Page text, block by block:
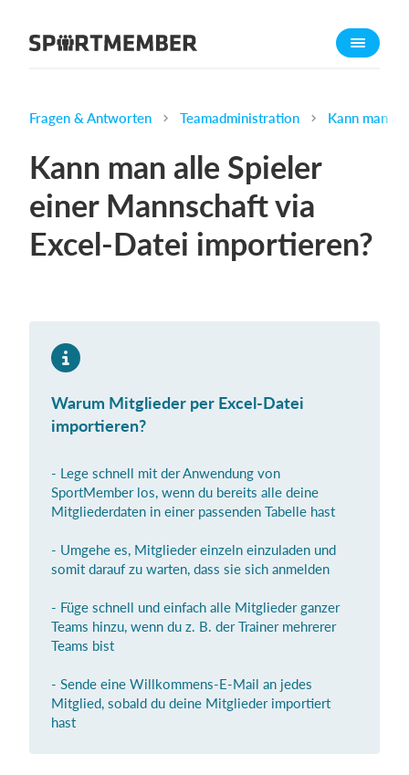
Über SportMember
Funktionen
Trainingsplan
Mitgliedsbeitrag
Deutsch
Einloggen
Fragen & Antworten Teamadministration Kann man
Kann man alle Spieler
einer Mannschaft via
Excel-Datei importieren?
Warum Mitglieder per Excel-Datei
importieren?
- Lege schnell mit der Anwendung von
SportMember los, wenn du bereits alle deine
Mitgliederdaten in einer passenden Tabelle hast
- Umgehe es, Mitglieder einzeln einzuladen und
somit darauf zu warten, dass sie sich anmelden
- Füge schnell und einfach alle Mitglieder ganzer
Teams hinzu, wenn du z. B. der Trainer mehrerer
Teams bist
- Sende eine Willkommens-E-Mail an jedes
Mitglied, sobald du deine Mitglieder importiert
hast